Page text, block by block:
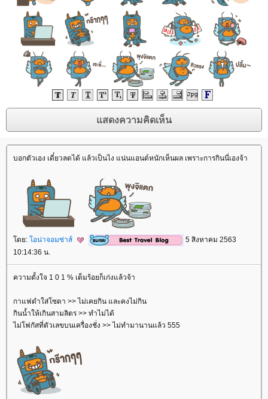
บอกตัวเอง เดี๋ยวลดได้ แล้วเป็นไง แน่นแอนด์หนักเห็นผล เพราะการกินนี่เองจ้า
ดย: อน่าจอมซ่าส์
5 สิงหาคม 2563
10:14:36 น.
ความตั้งใจ 1 0 1 % เต็มร้อยก็เก่งแล้วจ้า
กาแฟดำใส่โซดา >> ไม่เคยกิน และคงไม่กิน
กินน้ำให้เกินสามลิตร >> ทำไม่ได้
ไม่โฟกัสที่ตัวเลขบนเครื่องชั่ง >> ไม่ทำมานานแล้ว 555